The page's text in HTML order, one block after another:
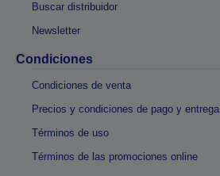
Buscar distribuidor
Newsletter
Condiciones
Condiciones de venta
Precios y condiciones de pago y entrega
Términos de uso
Términos de las promociones online